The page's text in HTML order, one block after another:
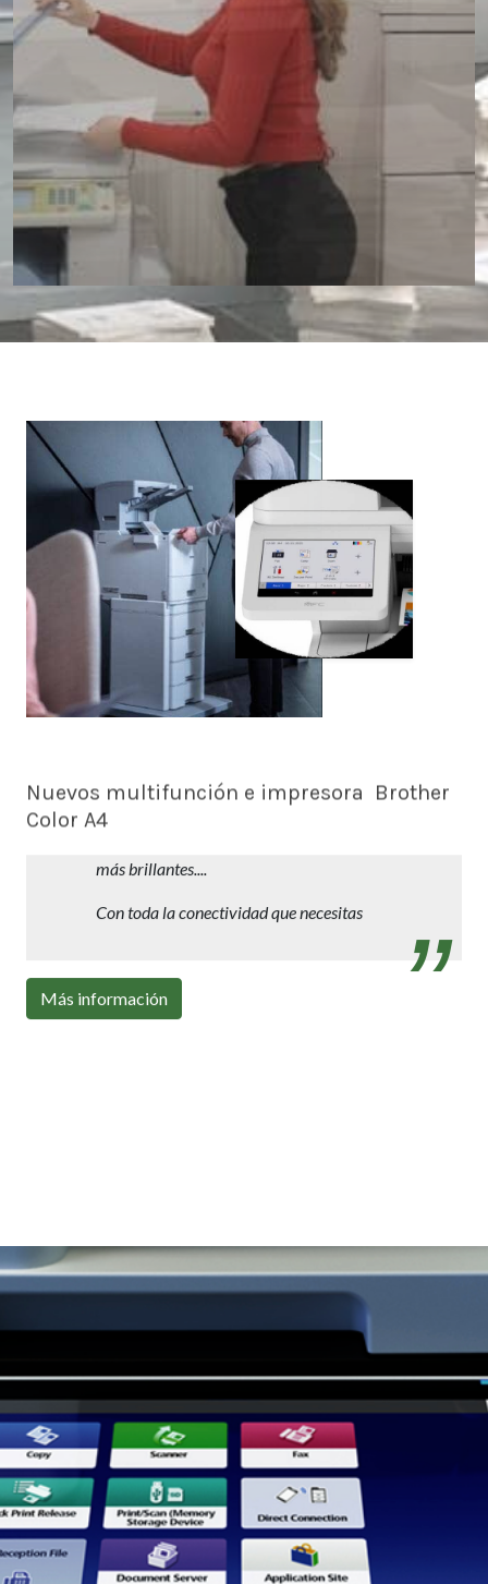
Nuevos multifunción e impresora Brother
Color A4
Trabajos profesionales en A4 con reducida
más brillantes....
Con toda la conectividad que necesitas